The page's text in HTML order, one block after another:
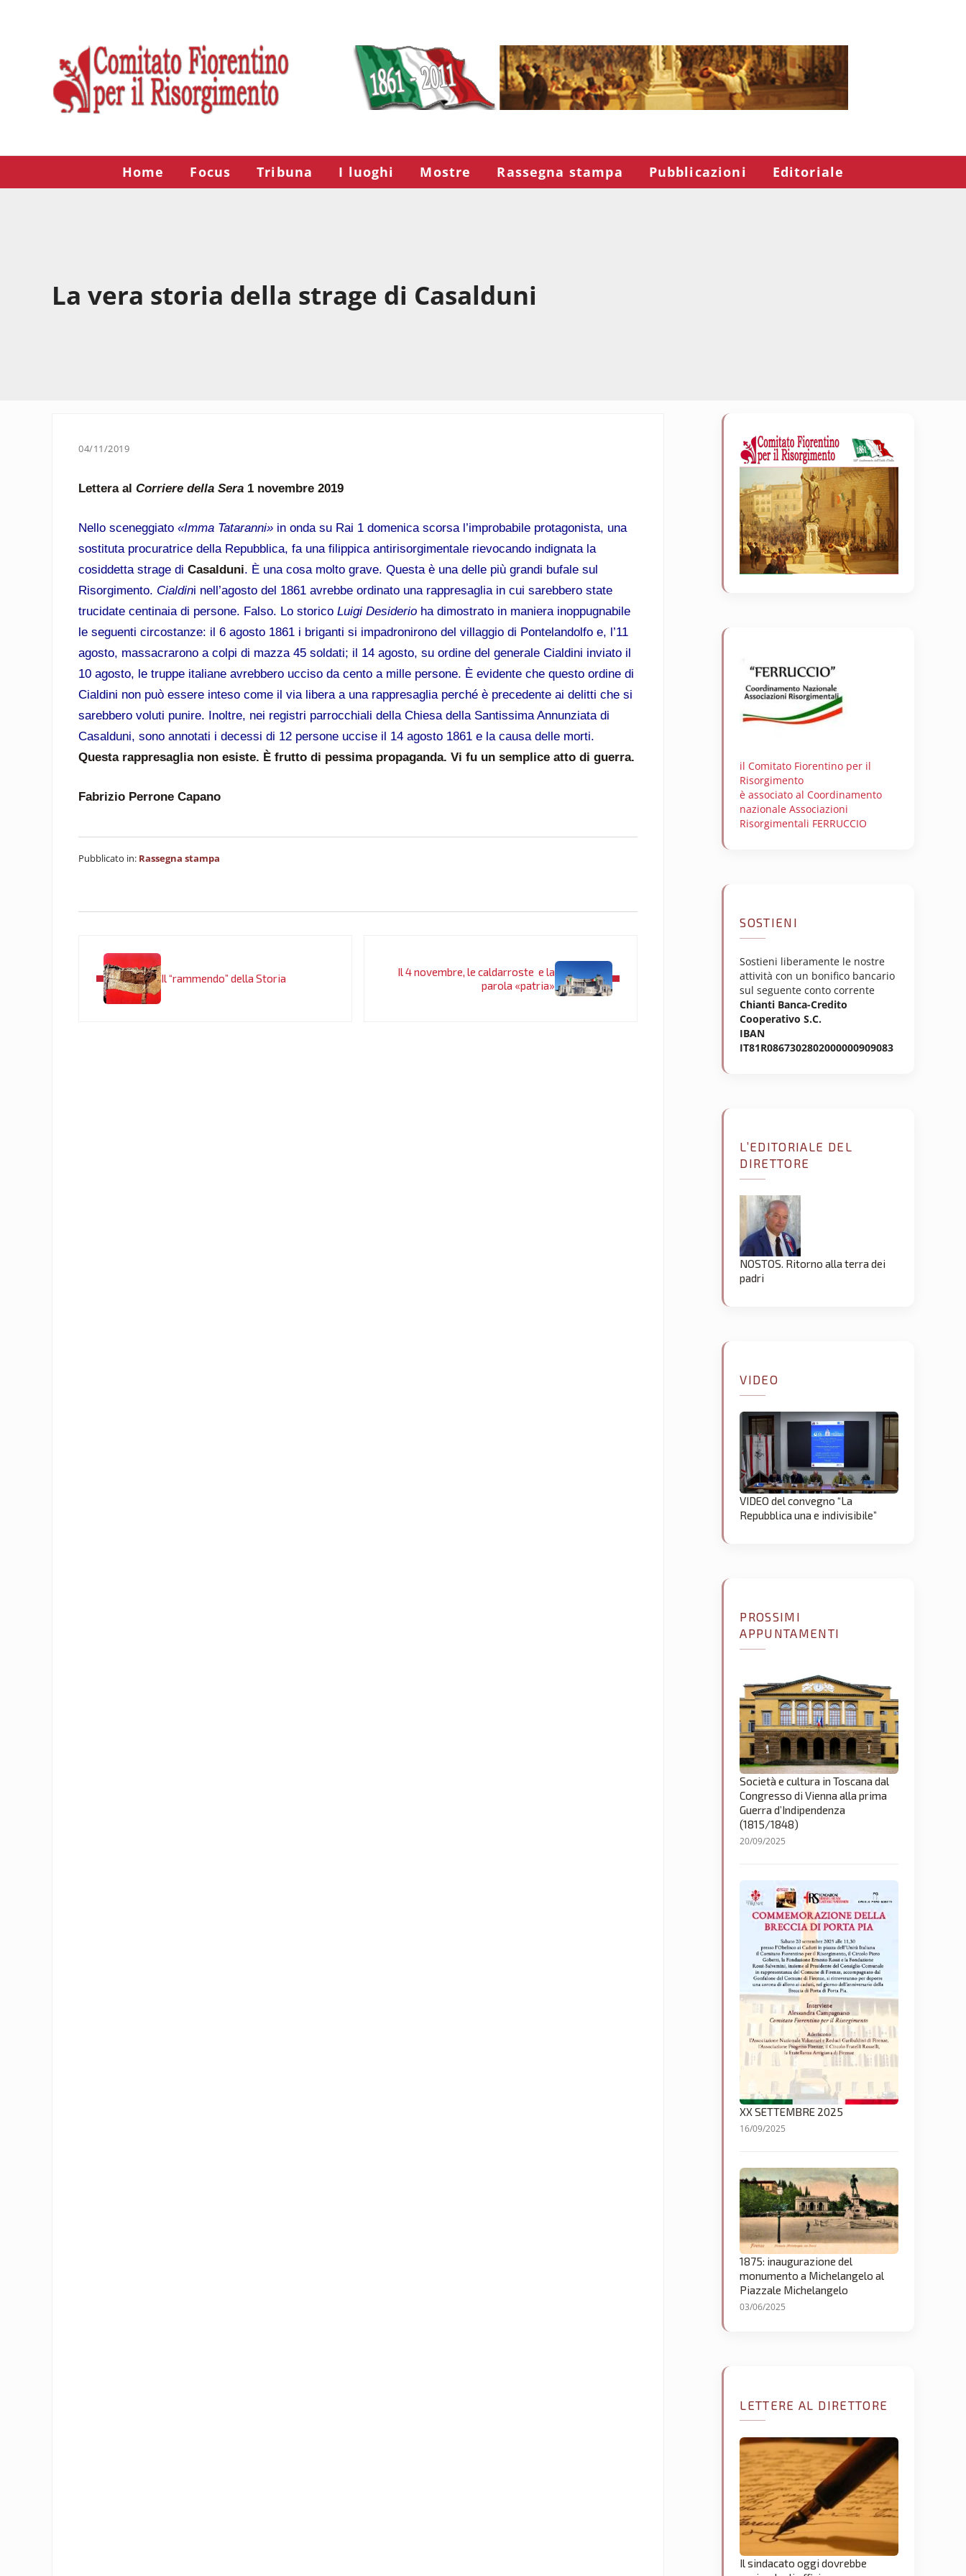
Home Focus Tribuna I luoghi Mostre Rassegna stampa Pubblicazioni Editoriale
La vera storia della strage di Casalduni
04/11/2019
Lettera alCorriere della Sera 1 novembre 2019
Nello sceneggiato«Imma Tataranni» in onda su Rai 1 domenica scorsa l’improbabile protagonista, una
sostituta procuratrice della Repubblica, fa una filippica antirisorgimentale rievocando indignata la
cosiddetta strage diCasalduni. È una cosa molto grave. Questa è una delle più grandi bufale sul
Risorgimento. Cialdini nell’agosto del 1861 avrebbe ordinato una rappresaglia in cui sarebbero state
trucidate centinaia di persone. Falso. Lo storicoLuigi Desiderio ha dimostrato in maniera inoppugnabile
le seguenti circostanze: il 6 agosto 1861 i briganti si impadronirono del villaggio di Pontelandolfo e, l’11
agosto, massacrarono a colpi di mazza 45 soldati; il 14 agosto, su ordine del generale Cialdini inviato il
10 agosto, le truppe italiane avrebbero ucciso da cento a mille persone. È evidente che questo ordine di
Cialdini non può essere inteso come il via libera a una rappresaglia perché è precedente ai delitti che si
sarebbero voluti punire. Inoltre, nei registri parrocchiali della Chiesa della Santissima Annunziata di
Casalduni, sono annotati i decessi di 12 persone uccise il 14 agosto 1861 e la causa delle morti.
Questa rappresaglia non esiste. È frutto di pessima propaganda. Vi fu un semplice atto di guerra.
Fabrizio Perrone Capano
Pubblicato in: Rassegna stampa
Il “rammendo” della Storia
Il 4 novembre, le caldarroste e la
parola «patria»
Sidebar
il Comitato Fiorentino per il
Risorgimento
è associato al Coordinamento
nazionale Associazioni
Risorgimentali FERRUCCIO
SOSTIENI
Sostieni liberamente le nostre
attività con un bonifico bancario
sul seguente conto corrente
Chianti Banca-Credito
Cooperativo S.C.
IBAN
IT81R0867302802000000909083
L’EDITORIALE DEL
DIRETTORE
NOSTOS. Ritorno alla terra dei
padri
VIDEO
VIDEO del convegno “La
Repubblica una e indivisibile”
PROSSIMI
APPUNTAMENTI
Società e cultura in Toscana dal
Congresso di Vienna alla prima
Guerra d’Indipendenza
(1815/1848)
20/09/2025
XX SETTEMBRE 2025
16/09/2025
1875: inaugurazione del
monumento a Michelangelo al
Piazzale Michelangelo
03/06/2025
LETTERE AL DIRETTORE
Il sindacato oggi dovrebbe